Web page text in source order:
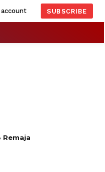
account SUBSCRIBE
Remaja